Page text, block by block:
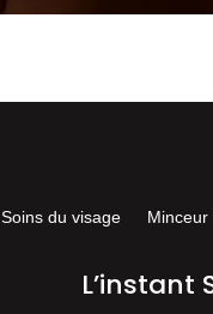
Soins du visage Minceur
L’instant